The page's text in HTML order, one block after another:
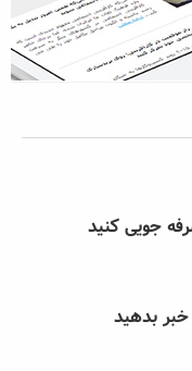
جویی کنید
خبر بدهید